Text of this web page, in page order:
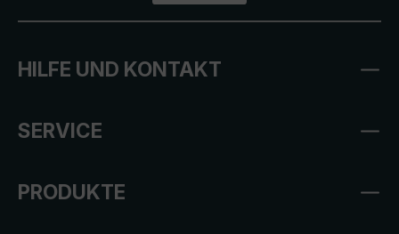
HILFE UND KONTAKT
SERVICE
PRODUKTE